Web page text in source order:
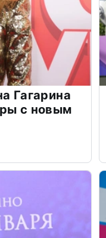
Гагарина
с новым